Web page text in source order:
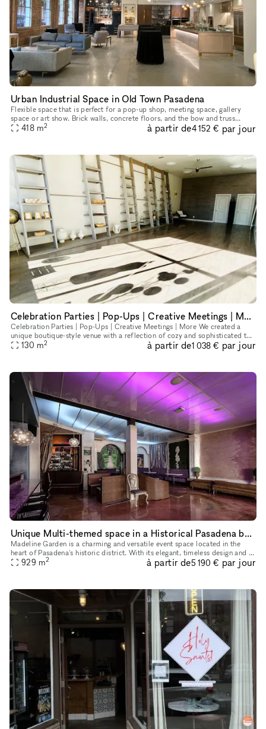
Urban Industrial Space in Old Town Pasadena
Flexible space that is perfect for a pop-up shop, meeting space, gallery
space or art show. Brick walls, concrete floors, and the bow and truss
architecture give this unique space character, and sk
418 m2 à partir de4 152 € par jour
Celebration Parties | Pop-Ups | Creative Meetings | More
Celebration Parties | Pop-Ups | Creative Meetings | More We created a
unique boutique-style venue with a reflection of cozy and sophisticated to
give a feel of a home. With its calming subdued col
130 m2 à partir de1 038 € par jour
Unique Multi-themed space in a Historical Pasadena building
Madeline Garden is a charming and versatile event space located in the
heart of Pasadena's historic district. With its elegant, timeless design and a
mix of indoor and outdoor settings, it offers the
929 m2 à partir de5 190 € par jour